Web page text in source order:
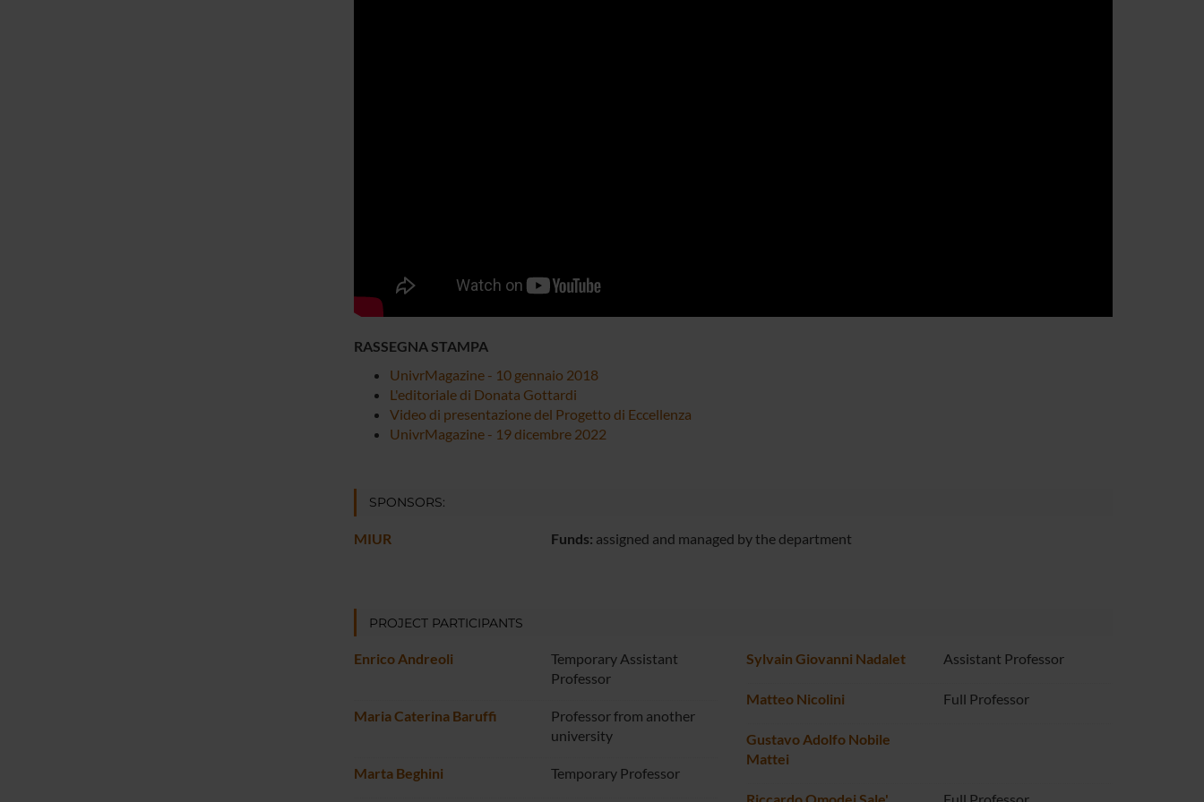
RASSEGNA STAMPA
UnivrMagazine - 10 gennaio 2018
L'editoriale di Donata Gottardi
Video di presentazione del Progetto di Eccellenza
UnivrMagazine - 19 dicembre 2022
SPONSORS:
MIUR Funds: assigned and managed by the department
PROJECT PARTICIPANTS
Enrico Andreoli
Temporary Assistant
Professor
Maria Caterina Baruffi
Professor from another
university
Marta Beghini Temporary Professor
Sylvain Giovanni Nadalet Assistant Professor
Matteo Nicolini Full Professor
Gustavo Adolfo Nobile
Mattei